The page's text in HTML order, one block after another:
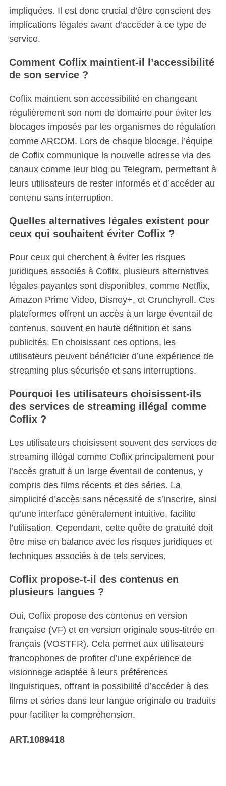
impliquées. Il est donc crucial d’être conscient des
implications légales avant d’accéder à ce type de
service.
Comment Coflix maintient-il l’accessibilité
de son service ?
Coflix maintient son accessibilité en changeant
régulièrement son nom de domaine pour éviter les
blocages imposés par les organismes de régulation
comme ARCOM. Lors de chaque blocage, l’équipe
de Coflix communique la nouvelle adresse via des
canaux comme leur blog ou Telegram, permettant à
leurs utilisateurs de rester informés et d’accéder au
contenu sans interruption.
Quelles alternatives légales existent pour
ceux qui souhaitent éviter Coflix ?
Pour ceux qui cherchent à éviter les risques
juridiques associés à Coflix, plusieurs alternatives
légales payantes sont disponibles, comme Netflix,
Amazon Prime Video, Disney+, et Crunchyroll. Ces
plateformes offrent un accès à un large éventail de
contenus, souvent en haute définition et sans
publicités. En choisissant ces options, les
utilisateurs peuvent bénéficier d’une expérience de
streaming plus sécurisée et sans interruptions.
Pourquoi les utilisateurs choisissent-ils
des services de streaming illégal comme
Coflix ?
Les utilisateurs choisissent souvent des services de
streaming illégal comme Coflix principalement pour
l’accès gratuit à un large éventail de contenus, y
compris des films récents et des séries. La
simplicité d’accès sans nécessité de s’inscrire, ainsi
qu’une interface généralement intuitive, facilite
l’utilisation. Cependant, cette quête de gratuité doit
être mise en balance avec les risques juridiques et
techniques associés à de tels services.
Coflix propose-t-il des contenus en
plusieurs langues ?
Oui, Coflix propose des contenus en version
française (VF) et en version originale sous-titrée en
français (VOSTFR). Cela permet aux utilisateurs
francophones de profiter d’une expérience de
visionnage adaptée à leurs préférences
linguistiques, offrant la possibilité d’accéder à des
films et séries dans leur langue originale ou traduits
pour faciliter la compréhension.
ART.1089418